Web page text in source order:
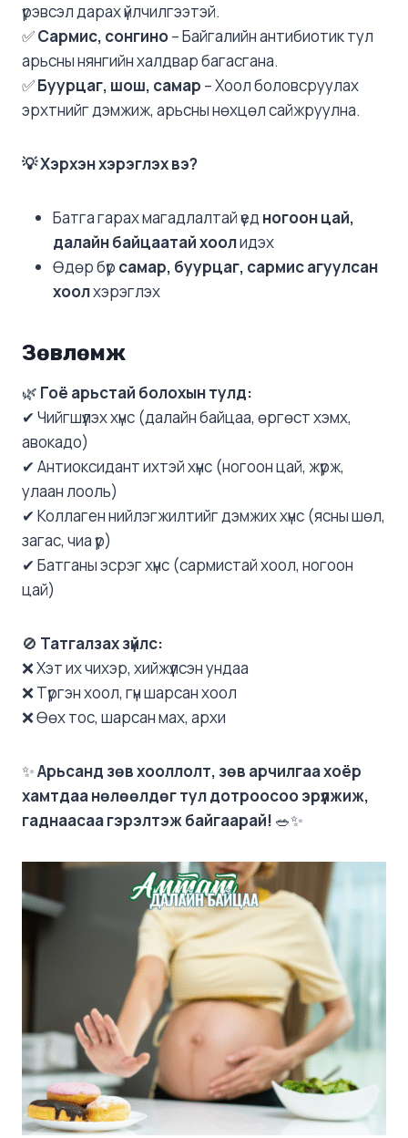
үрэвсэл дарах үйлчилгээтэй.
✅Сармис, сонгино– Байгалийн антибиотик тул
арьсны нянгийн халдвар багасгана.
✅Буурцаг, шош, самар – Хоол боловсруулах
эрхтнийг дэмжиж, арьсны нөхцөл сайжруулна.
💡 Хэрхэн хэрэглэх вэ?
Батга гарах магадлалтай үед ногоон цай,
далайн байцаатай хоолидэх
Өдөр бүр самар, буурцаг, сармис агуулсан
хоолхэрэглэх
Зөвлөмж
🌿 Гоё арьстай болохын тулд:
✔ Чийгшүүлэх хүнс (далайн байцаа, өргөст хэмх,
авокадо)
✔ Антиоксидант ихтэй хүнс (ногоон цай, жүрж,
улаан лооль)
✔ Коллаген нийлэгжилтийг дэмжих хүнс (ясны шөл,
загас, чиа үр)
✔ Батганы эсрэг хүнс (сармистай хоол, ногоон
цай)
🚫 Татгалзах зүйлс:
❌ Хэт их чихэр, хийжүүлсэн ундаа
❌ Түргэн хоол, гүн шарсан хоол
❌ Өөх тос, шарсан мах, архи
✨Арьсанд зөв хооллолт, зөв арчилгаа хоёр
хамтдаа нөлөөлдөг тул дотроосоо эрүүлжиж,
гаднаасаа гэрэлтэж байгаарай! 🥗✨